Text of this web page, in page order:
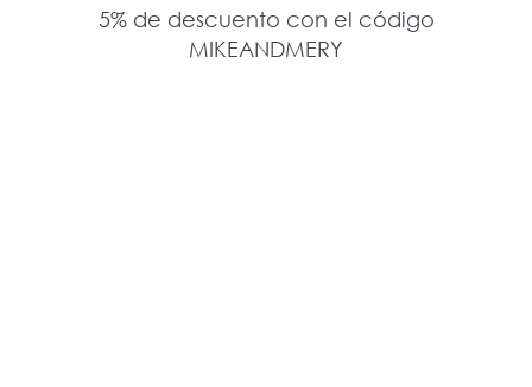
5% de descuento con el código
MIKEANDMERY